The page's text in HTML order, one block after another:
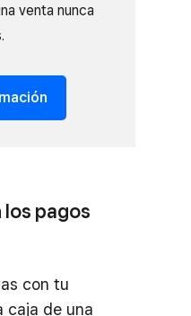
venta nunca
pagos
con tu
caja de una